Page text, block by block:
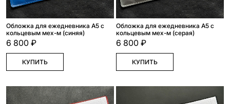
Обложка для ежедневника А5 с
кольцевым мех-м (синяя)
6 800 ₽
КУПИТЬ
Обложка для ежедневника А5 с
кольцевым мех-м (серая)
6 800 ₽
КУПИТЬ